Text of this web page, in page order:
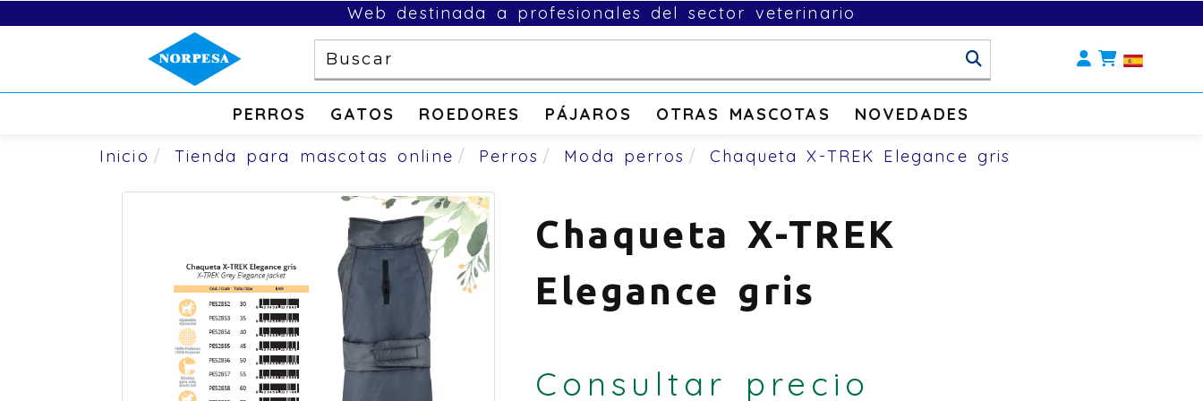
Web destinada a profesionales del sector veterinario
Identifícate
PERROS GATOS ROEDORES PÁJAROS OTRAS MASCOTAS NOVEDADES
Inicio Tienda para mascotas online Perros Moda perros Chaqueta X-TREK Elegance gris
Chaqueta X-TREK
Elegance gris
Consultar precio